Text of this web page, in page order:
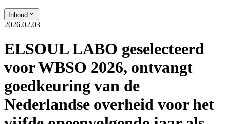
Inhoud
2026.02.03
ELSOUL LABO geselecteerd
voor WBSO 2026, ontvangt
goedkeuring van de
Nederlandse overheid voor het